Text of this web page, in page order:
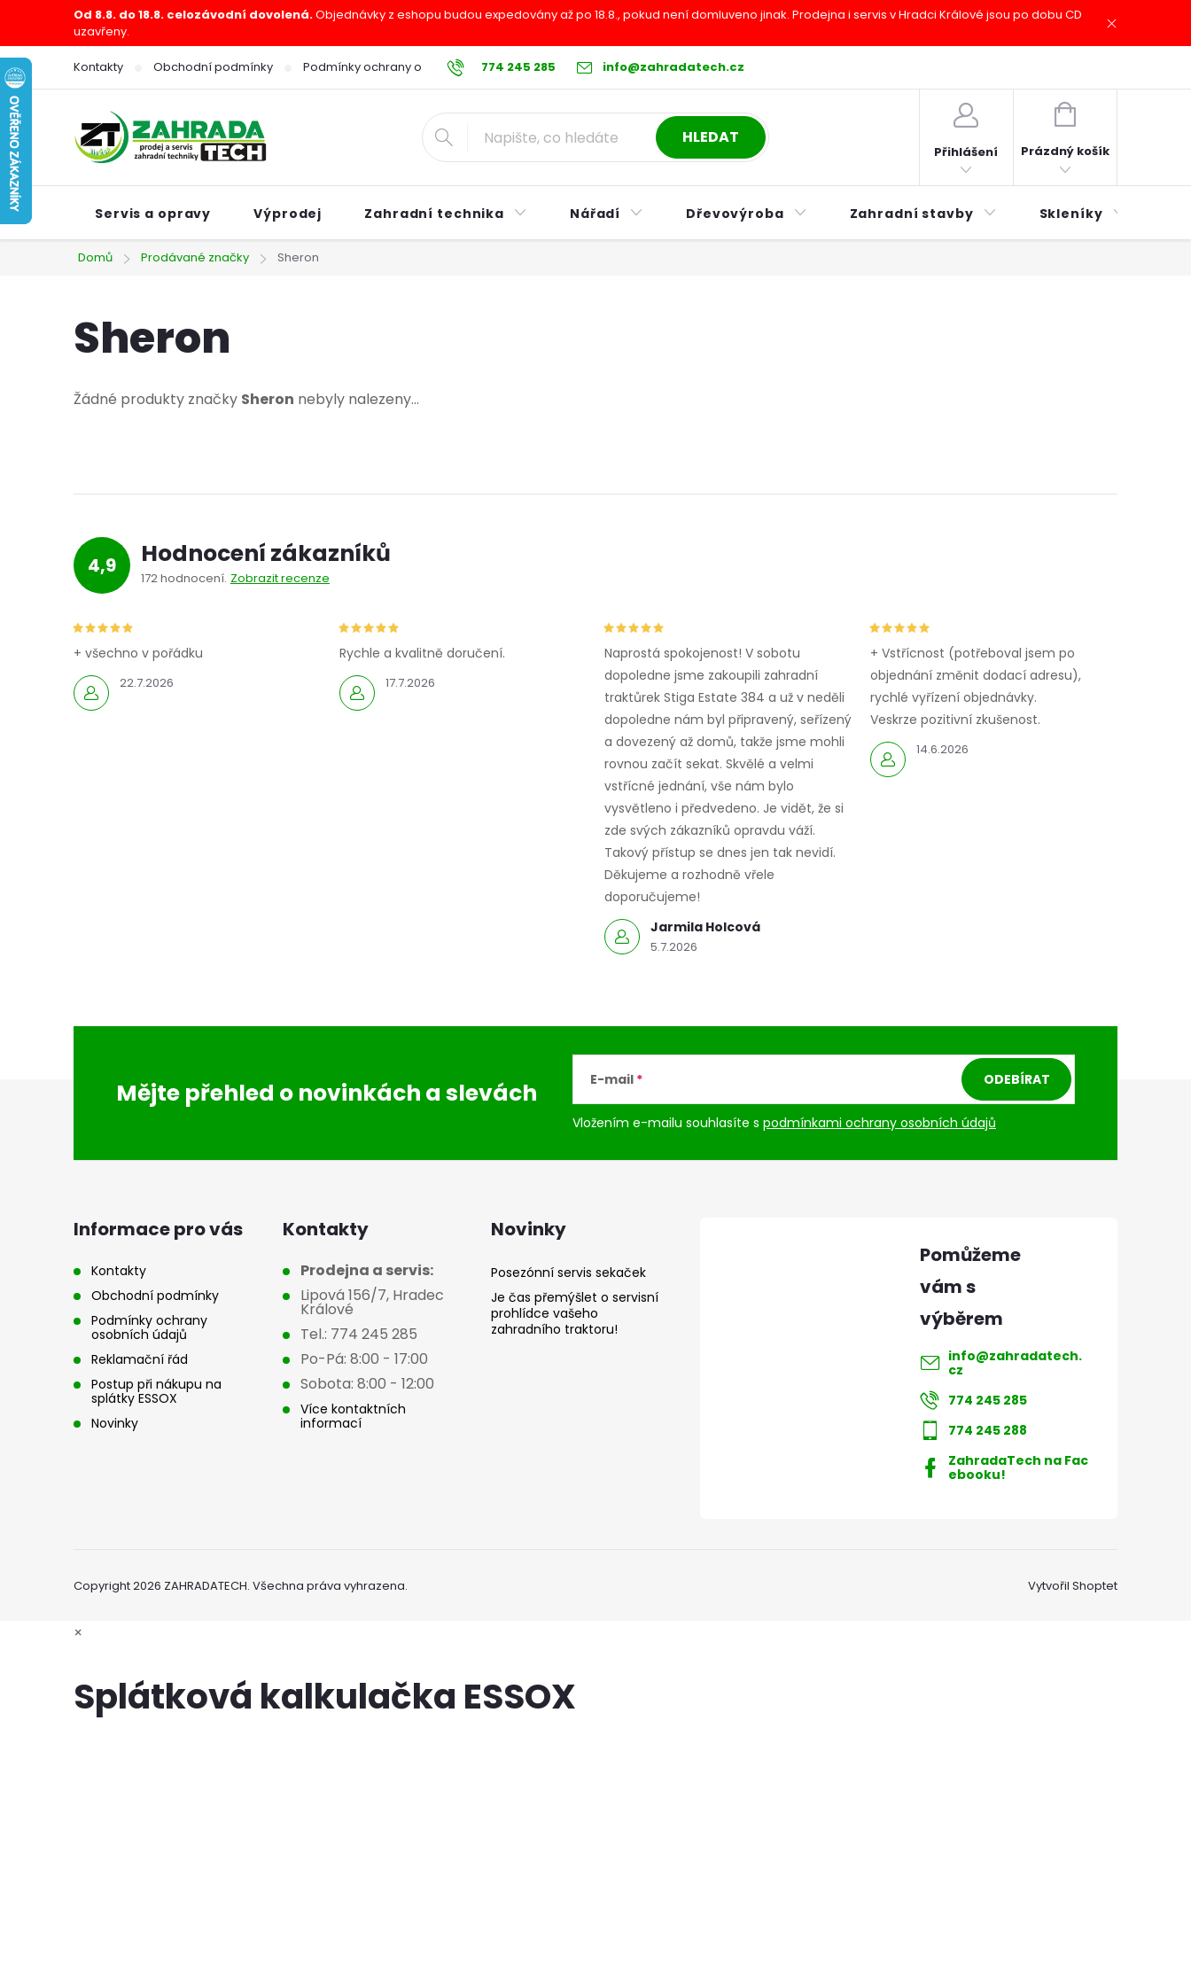
obsah
Od 8.8. do 18.8. celozávodní dovolená.Objednávky z eshopu budou expedovány až po 18.8., pokud není domluveno jinak. Prodejna i servis v Hradci Králové jsou po dobu CD
uzavřeny.
774 245 285 info@zahradatech.cz
Kontakty Obchodní podmínky Podmínky ochrany osobních údajů Reklamační řád Postup při nákupu na splátky ESSOX
HLEDAT
Přihlášení
NÁKUPNÍ
Prázdný košík
Servis a opravy Výprodej Zahradní technika Nářadí Dřevovýroba Zahradní stavby Skleníky
Domů Prodávané značky Sheron
Sheron
Žádné produkty značky Sheron nebyly nalezeny...
4,9 Hodnocení zákazníků
172 hodnocení Zobrazit recenze
22.7.2026
+ všechno v pořádku
17.7.2026
Rychle a kvalitně doručení.
Jarmila Holcová
5.7.2026
Naprostá spokojenost! V sobotu
dopoledne jsme zakoupili zahradní
traktůrek Stiga Estate 384 a už v neděli
dopoledne nám byl připravený, seřízený
a dovezený až domů, takže jsme mohli
rovnou začít sekat. Skvělé a velmi
vstřícné jednání, vše nám bylo
vysvětleno i předvedeno. Je vidět, že si
zde svých zákazníků opravdu váží.
Takový přístup se dnes jen tak nevidí.
Děkujeme a rozhodně vřele
doporučujeme!
14.6.2026
+ Vstřícnost (potřeboval jsem po
objednání změnit dodací adresu),
rychlé vyřízení objednávky.
Veskrze pozitivní zkušenost.
Mějte přehled o novinkách a slevách E-mail
Vložením e-mailu souhlasíte s podmínkami ochrany osobních údajů
ODEBÍRAT
Informace pro vás
Kontakty
Obchodní podmínky
Podmínky ochrany
osobních údajů
Reklamační řád
Postup při nákupu na
splátky ESSOX
Novinky
Kontakty
Prodejna a servis:
Lipová 156/7, Hradec
Králové
Tel.: 774 245 285
Po-Pá: 8:00 - 17:00
Sobota: 8:00 - 12:00
Více kontaktních
informací
Novinky
Posezónní servis sekaček
Je čas přemýšlet o servisní
prohlídce vašeho
zahradního traktoru!
info@zahradatech.
cz
774 245 285
774 245 288
ZahradaTech na Fac
ebooku!
Vytvořil Shoptet
Copyright 2026 ZAHRADATECH. Všechna práva vyhrazena.
×
Splátková kalkulačka ESSOX